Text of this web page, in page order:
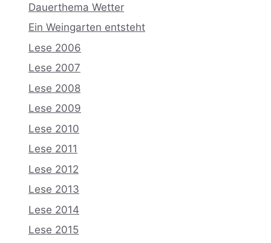
Dauerthema Wetter
Ein Weingarten entsteht
Lese 2006
Lese 2007
Lese 2008
Lese 2009
Lese 2010
Lese 2011
Lese 2012
Lese 2013
Lese 2014
Lese 2015